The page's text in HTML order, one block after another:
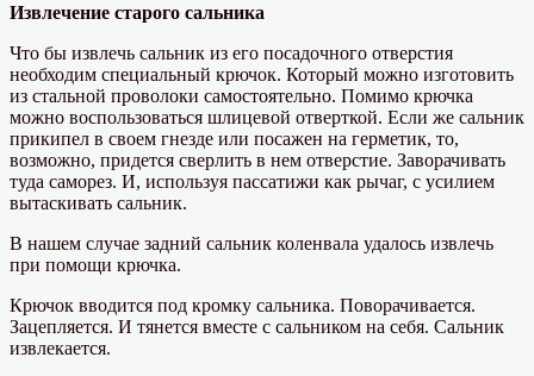
Извлечение старого сальника
Что бы извлечь сальник из его посадочного отверстия
необходим специальный крючок. Который можно изготовить
из стальной проволоки самостоятельно. Помимо крючка
можно воспользоваться шлицевой отверткой. Если же сальник
прикипел в своем гнезде или посажен на герметик, то,
возможно, придется сверлить в нем отверстие. Заворачивать
туда саморез. И, используя пассатижи как рычаг, с усилием
вытаскивать сальник.
В нашем случае задний сальник коленвала удалось извлечь
при помощи крючка.
Крючок вводится под кромку сальника. Поворачивается.
Зацепляется. И тянется вместе с сальником на себя. Сальник
извлекается.